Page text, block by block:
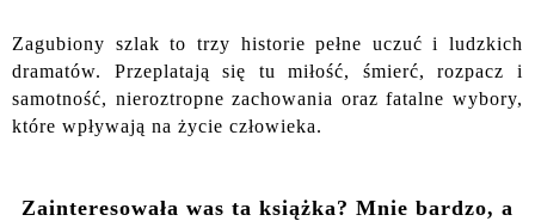
Zagubiony szlak to trzy historie pełne uczuć i ludzkich
dramatów. Przeplatają się tu miłość, śmierć, rozpacz i
samotność, nieroztropne zachowania oraz fatalne wybory,
które wpływają na życie człowieka.
Zainteresowała was ta książka? Mnie bardzo, a